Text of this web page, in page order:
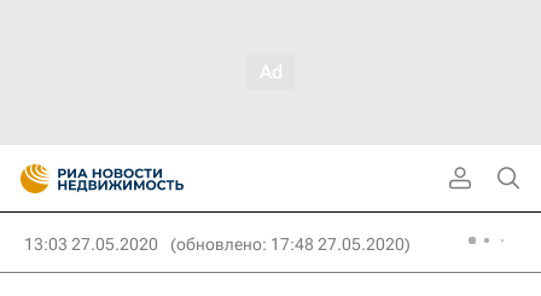
13:03 27.05.2020 (обновлено: 17:48 27.05.2020)